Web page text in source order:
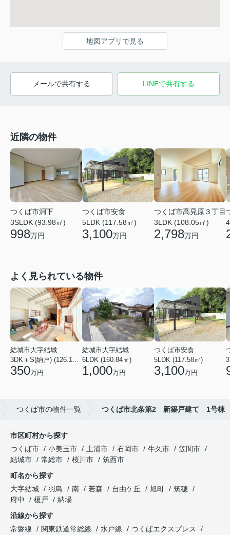
地図アプリで見る
メールで共有する LINEで共有する
近隣の物件
つくば市洞下
3SLDK (93.98㎡)
998万円
つくば市安食
5LDK (117.58㎡)
3,100万円
つくば市高見原３丁目
3LDK (108.05㎡)
2,798万円
よく見られている物件
結城市大字結城
3DK＋S(納戸) (126.19㎡)
350万円
結城市大字結城
6LDK (160.84㎡)
1,000万円
つくば市安食
5LDK (117.58㎡)
3,100万円
つくば市の物件一覧 つくば市北条第2 新築戸建て 1号棟
市区町村から探す
つくば市
小美玉市 土浦市 石岡市 牛久市
笠間市
結城市
常総市 桜川市
筑西市
町名から探す
大字結城
羽鳥 南 若森 自由ケ丘 旭町
筑穂
府中
榎戸
納場
沿線から探す
常磐線
関東鉄道常総線 水戸線
つくばエクスプレス